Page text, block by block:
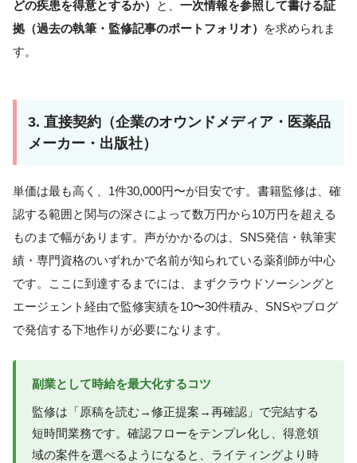
どの疾患を得意とするか）
と、 一次情報を参照して書ける証
拠（過去の執筆・監修記事のポートフォリオ）
を求められま
す。
3. 直接契約（企業のオウンドメディア・医薬品
メーカー・出版社）
単価は最も高く、1件30,000円〜が目安です。書籍監修は、確
認する範囲と関与の深さによって数万円から10万円を超える
ものまで幅があります。声がかかるのは、SNS発信・執筆実
績・専門資格のいずれかで名前が知られている薬剤師が中心
です。ここに到達するまでには、まずクラウドソーシングと
エージェント経由で監修実績を10〜30件積み、SNSやブログ
で発信する下地作りが必要になります。
副業として時給を最大化するコツ
監修は「原稿を読む→修正提案→再確認」で完結する
短時間業務です。確認フローをテンプレ化し、得意領
域の案件を選べるようになると、ライティングより時